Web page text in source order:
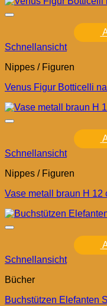
Schnellansicht
Nippes / Figuren
Venus Figur Botticelli
Schnellansicht
Nippes / Figuren
Vase metall braun H 12
Schnellansicht
Bücher
Buchstützen Elefanten